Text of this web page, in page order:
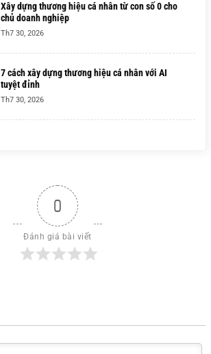
Xây dựng thương hiệu cá nhân từ con số 0 cho
chủ doanh nghiệp
Th7 30, 2026
7 cách xây dựng thương hiệu cá nhân với AI
tuyệt đỉnh
Th7 30, 2026
0
Đánh giá bài viết